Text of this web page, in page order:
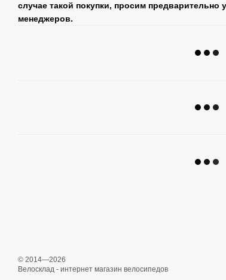
случае такой покупки, просим предварительно
менеджеров.
© 2014—2026
Велосклад - интернет магазин велосипедов